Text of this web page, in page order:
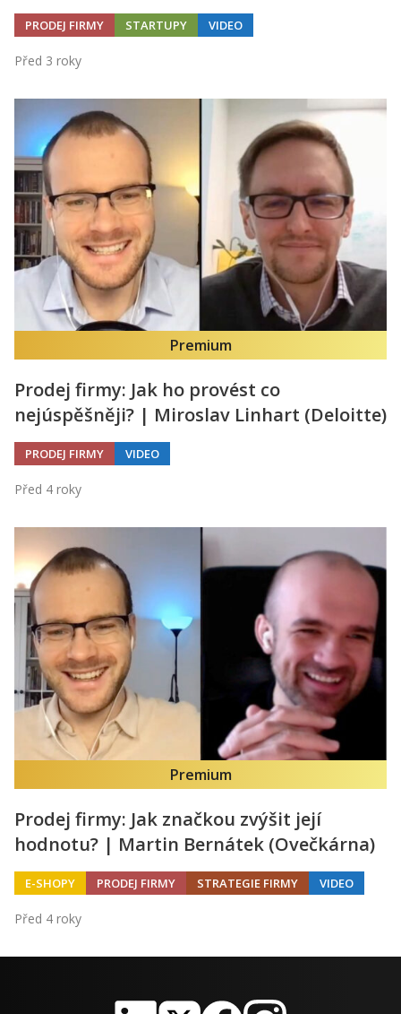
PRODEJ FIRMY STARTUPY VIDEO
Před 3 roky
Premium
Prodej firmy: Jak ho provést co
nejúspěšněji? | Miroslav Linhart (Deloitte)
PRODEJ FIRMY VIDEO
Před 4 roky
Premium
Prodej firmy: Jak značkou zvýšit její
hodnotu? | Martin Bernátek (Ovečkárna)
E-SHOPY PRODEJ FIRMY STRATEGIE FIRMY VIDEO
Před 4 roky